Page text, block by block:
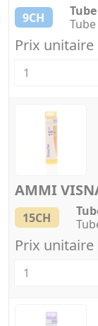
9CH
Prix unitaire
AMMI
15CH
Prix unitaire